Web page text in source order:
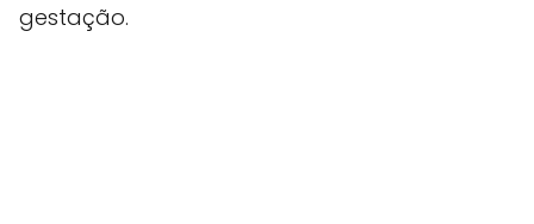
gestação.